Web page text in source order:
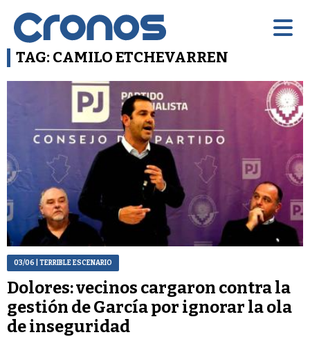
TAG: CAMILO ETCHEVARREN
03/06 | TERRIBLE ESCENARIO
Dolores: vecinos cargaron contra la
gestión de García por ignorar la ola
de inseguridad